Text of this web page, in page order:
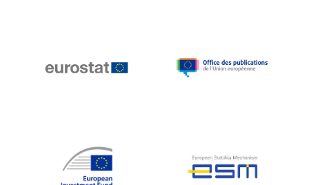
Katharien L.C. Hunt
Klaus-Heiner Lehne
Koen LENAERTS